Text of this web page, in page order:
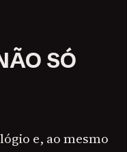
SÓ
e, ao mesmo